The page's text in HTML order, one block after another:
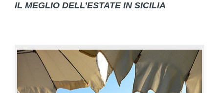
IL MEGLIO DELL’ESTATE IN SICILIA